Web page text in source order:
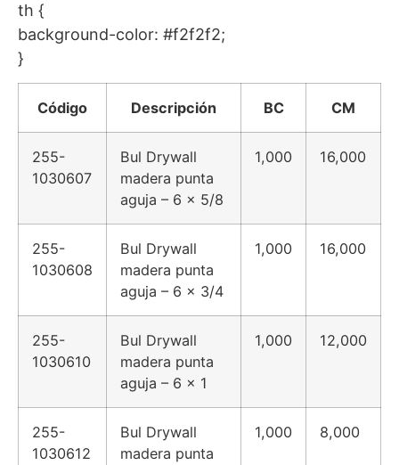
th {
background-color: #f2f2f2;
}
Código Descripción BC CM
255-
1030607
Bul Drywall
madera punta
aguja – 6 x 5/8
1,000 16,000
255-
1030608
Bul Drywall
madera punta
aguja – 6 x 3/4
1,000 16,000
255-
1030610
Bul Drywall
madera punta
aguja – 6 x 1
1,000 12,000
255-
1030612
Bul Drywall
madera punta
1,000 8,000